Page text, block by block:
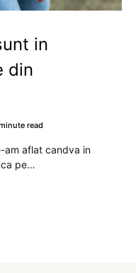
in
din
read
am aflat candva in
pe…